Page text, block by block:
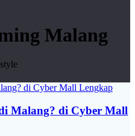
Malang
Malang? di Cyber Mall